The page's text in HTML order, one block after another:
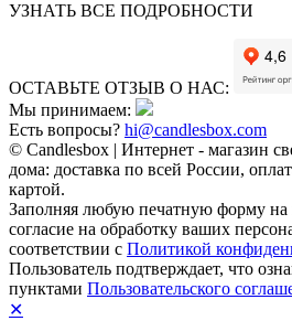
УЗНАТЬ ВСЕ ПОДРОБНОСТИ
ОСТАВЬТЕ ОТЗЫВ О НАС:
Мы принимаем:
Есть вопросы? hi@candlesbox.com
© Candlesbox | Интернет - магазин
дома: доставка по всей России,
картой.
Заполняя любую печатную форму на
согласие на обработку ваших
соответствии с Политикой
Пользователь подтверждает, что
пунктами Пользовательского
✕